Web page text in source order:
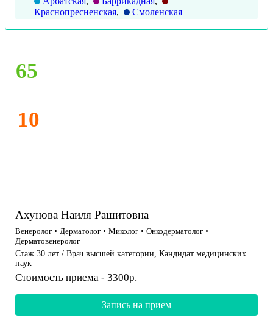
Краснопресненская, Смоленская
65
10
Ахунова Наиля Рашитовна
Венеролог • Дерматолог • Миколог • Онкодерматолог •
Дерматовенеролог
Стаж 30 лет / Врач высшей категории, Кандидат медицинских
наук
Стоимость приема - 3300р.
Запись на прием